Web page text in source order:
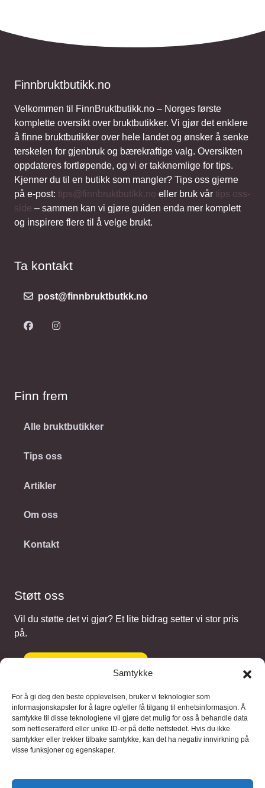
Samtykke
For å gi deg den beste opplevelsen, bruker vi teknologier som
informasjonskapsler for å lagre og/eller få tilgang til enhetsinformasjon. Å
samtykke til disse teknologiene vil gjøre det mulig for oss å behandle data
som nettleseratferd eller unike ID-er på dette nettstedet. Hvis du ikke
samtykker eller trekker tilbake samtykke, kan det ha negativ innvirkning på
visse funksjoner og egenskaper.
Finnbruktbutikk.no
Velkommen til FinnBruktbutikk.no – Norges første
komplette oversikt over bruktbutikker. Vi gjør det enklere
å finne bruktbutikker over hele landet og ønsker å senke
terskelen for gjenbruk og bærekraftige valg. Oversikten
oppdateres fortløpende, og vi er takknemlige for tips.
Kjenner du til en butikk som mangler? Tips oss gjerne
på e-post: tips@finnbruktbutikk.no eller bruk vår tips oss-
side – sammen kan vi gjøre guiden enda mer komplett
og inspirere flere til å velge brukt.
Ta kontakt
post@finnbruktbutkk.no
Finn frem
Alle bruktbutikker
Tips oss
Artikler
Om oss
Kontakt
Støtt oss
Vil du støtte det vi gjør? Et lite bidrag setter vi stor pris
på.
Gi et bidrag
Samarbeidspartnere
Blaaregn – digitale tjenester